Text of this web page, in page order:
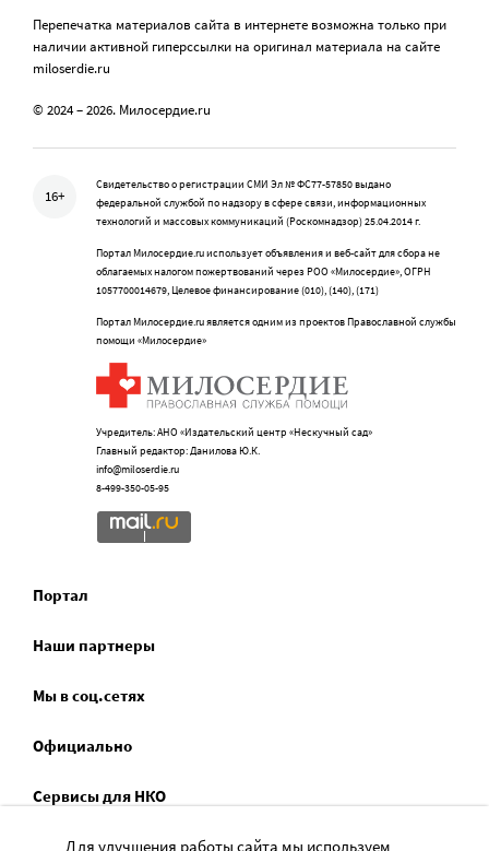
Перепечатка материалов сайта в интернете возможна только при
наличии активной гиперссылки на оригинал материала на сайте
miloserdie.ru
© 2024 – 2026. Милосердие.ru
16+
Свидетельство о регистрации СМИ Эл № ФС77-57850 выдано
федеральной службой по надзору в сфере связи, информационных
технологий и массовых коммуникаций (Роскомнадзор) 25.04.2014 г.
Портал Милосердие.ru использует объявления и веб-сайт для сбора не
облагаемых налогом пожертвований через РОО «Милосердие», ОГРН
1057700014679, Целевое финансирование (010), (140), (171)
Портал Милосердие.ru является одним из проектов Православной службы
помощи «Милосердие»
Учредитель: АНО «Издательский центр «Нескучный сад»
Главный редактор: Данилова Ю.К.
info@miloserdie.ru
8-499-350-05-95
Портал
Наши партнеры
Мы в соц.сетях
Официально
Сервисы для НКО
Спецпроекты
Для улучшения работы сайта мы используем